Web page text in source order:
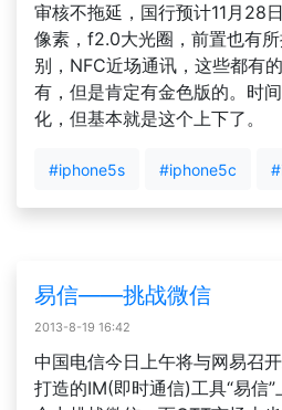
审核不拖延，国行预计11月28
像素，f2.0大光圈，前置也有
别，NFC近场通讯，这些都有
有，但是肯定有金色版的。时
化，但基本就是这个上下了。
#iphone5s #iphone5c
易信——挑战微信
2013-8-19 16:42
中国电信今日上午将与网易召
打造的IM(即时通信)工具“易信